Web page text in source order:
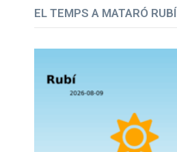
EL TEMPS A MATARÓ RUBÍ